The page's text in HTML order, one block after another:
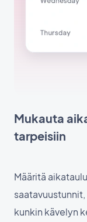
Mukauta
tarpeisiin
Määritä
kunkin kävelyn